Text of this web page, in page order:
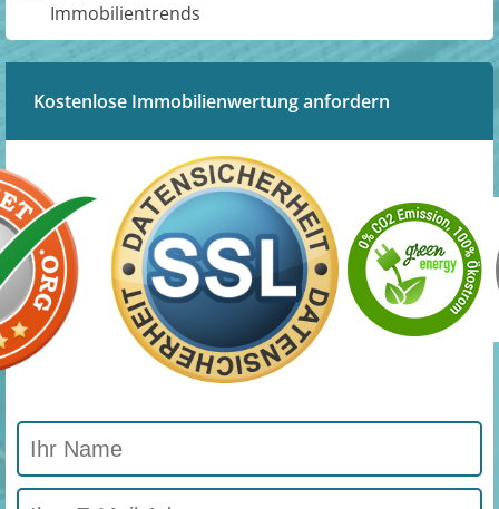
Immobilientrends
Kostenlose Immobilienwertung anfordern